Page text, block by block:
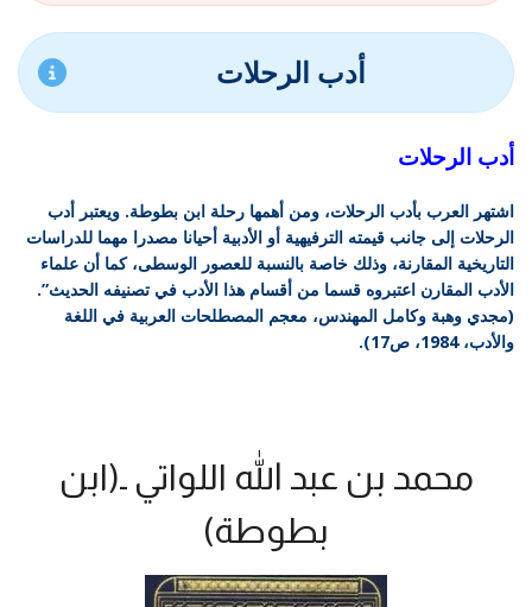
أدب الرحلات
أدب الرحلات
اشتهر العرب بأدب الرحلات، ومن أهمها رحلة ابن بطوطة. ويعتبر أدب
الرحلات إلى جانب قيمته الترفيهية أو الأدبية أحيانا مصدرا مهما للدراسات
التاريخية المقارنة، وذلك خاصة بالنسبة للعصور الوسطى، كما أن علماء
الأدب المقارن اعتبروه قسما من أقسام هذا الأدب في تصنيفه الحديث”.
(مجدي وهبة وكامل المهندس، معجم المصطلحات العربية في اللغة
والأدب، 1984، ص17).
محمد بن عبد الله اللواتي ـ(ابن
بطوطة)